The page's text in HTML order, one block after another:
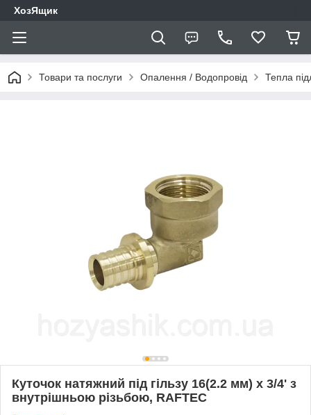
ХозЯщик
Товари та послуги Опалення / Водопровід Тепла
Куточок натяжний під гільзу 16(2.2 мм) х 3/4' з
внутрішньою різьбою, RAFTEC